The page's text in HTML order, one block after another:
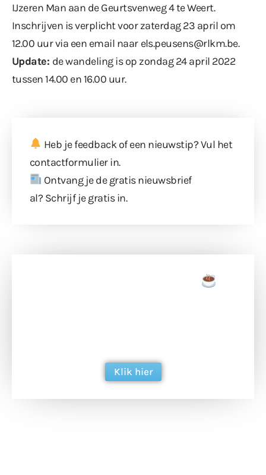
IJzeren Man aan de Geurtsvenweg 4 te Weert.
Inschrijven is verplicht voor zaterdag 23 april om
12.00 uur via een email naar els.peusens@rlkm.be.
Update: de wandeling is op zondag 24 april 2022
tussen 14.00 en 16.00 uur.
Heb je feedback of een nieuwstip? Vul het
contactformulierin.
Ontvang je de gratis nieuwsbrief
al? Schrijf je gratis in.
Klik hier